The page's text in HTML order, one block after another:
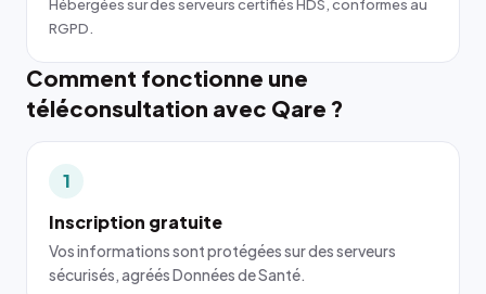
Hébergées sur des serveurs certifiés HDS, conformes au
RGPD.
Comment fonctionne une
téléconsultation avec Qare ?
1
Inscription gratuite
Vos informations sont protégées sur des serveurs
sécurisés, agréés Données de Santé.